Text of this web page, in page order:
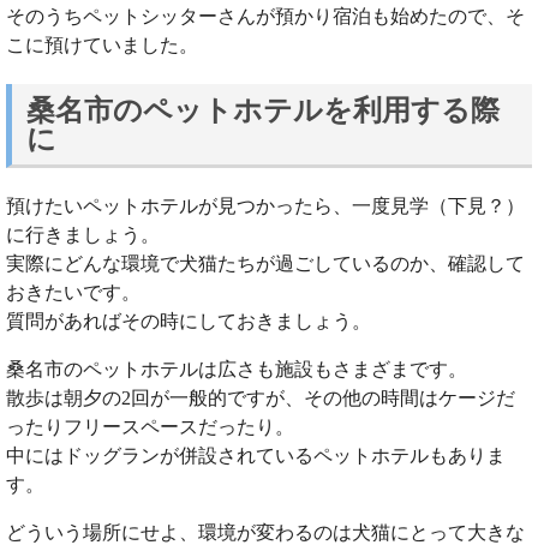
そのうちペットシッターさんが預かり宿泊も始めたので、そ
こに預けていました。
桑名市のペットホテルを利用する際
に
預けたいペットホテルが見つかったら、一度見学（下見？）
に行きましょう。
実際にどんな環境で犬猫たちが過ごしているのか、確認して
おきたいです。
質問があればその時にしておきましょう。
桑名市のペットホテルは広さも施設もさまざまです。
散歩は朝夕の2回が一般的ですが、その他の時間はケージだ
ったりフリースペースだったり。
中にはドッグランが併設されているペットホテルもありま
す。
どういう場所にせよ、環境が変わるのは犬猫にとって大きな